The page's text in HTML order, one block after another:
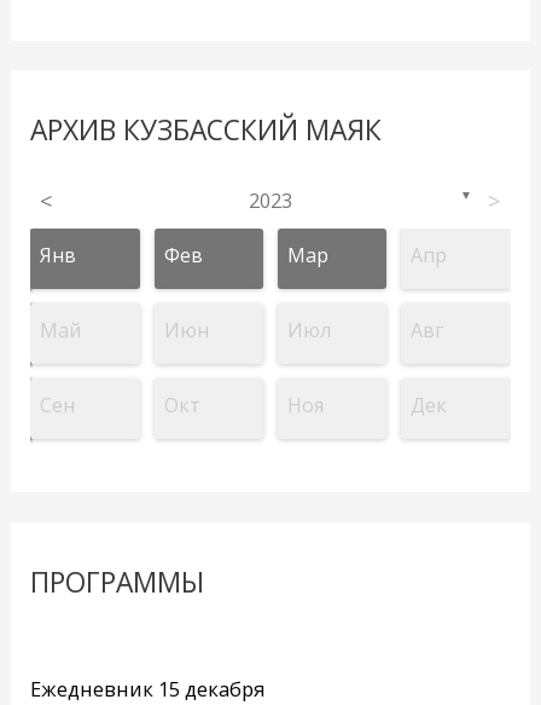
АРХИВ КУЗБАССКИЙ МАЯК
< 2023 ▼ >
Янв Фев Мар Апр
Май Июн Июл Авг
Сен Окт Ноя Дек
ПРОГРАММЫ
Ежедневник 15 декабря